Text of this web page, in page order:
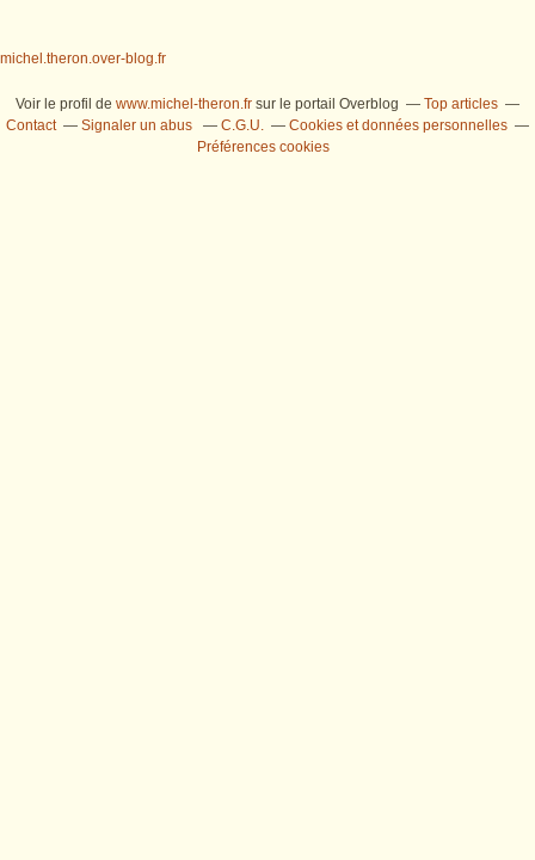
michel.theron.over-blog.fr
Voir le profil de www.michel-theron.fr sur le portail Overblog
Top articles
Contact
Signaler un abus C.G.U.
Cookies et données personnelles
Préférences cookies